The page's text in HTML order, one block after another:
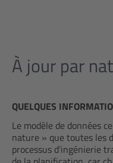
À jour par
QUELQUES
Le modèle de données
nature » que toutes les
processus d'ingénierie